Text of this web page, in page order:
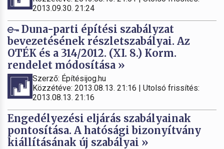
2013.09.30. 21:24
Duna-parti építési szabályzat
bevezetésének részletszabályai. Az
OTÉK és a 314/2012. (XI. 8.) Korm.
rendelet módosítása »
Szerző: Építésijog.hu
Közzétéve: 2013.08.13. 21:16 | Utolsó frissítés:
2013.08.13. 21:16
Engedélyezési eljárás szabályainak
pontosítása. A hatósági bizonyítvány
kiállításának új szabályai »